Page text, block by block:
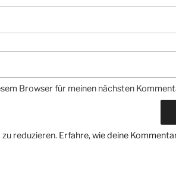
Browser für meinen nächsten
reduzieren. Erfahre, wie deine